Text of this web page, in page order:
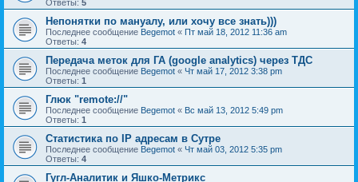
Ответы: 5
Непонятки по мануалу, или хочу все знать)))
Последнее сообщение Begemot « Пт май 18, 2012 11:36 am
Ответы: 4
Передача меток для ГА (google analytics) через ТДС
Последнее сообщение Begemot « Чт май 17, 2012 3:38 pm
Ответы: 1
Глюк "remote://"
Последнее сообщение Begemot « Вс май 13, 2012 5:49 pm
Ответы: 1
Статистика по IP адресам в Сутре
Последнее сообщение Begemot « Чт май 03, 2012 5:35 pm
Ответы: 4
Гугл-Аналитик и Яшко-Метрикс